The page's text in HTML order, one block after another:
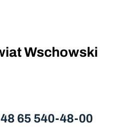
Wschowski
65 540-48-00